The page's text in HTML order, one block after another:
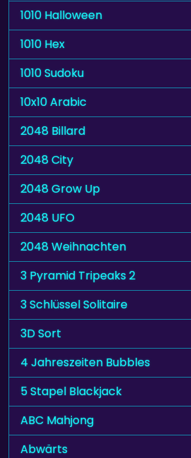
1010 Halloween
1010 Hex
1010 Sudoku
10x10 Arabic
2048 Billard
2048 City
2048 Grow Up
2048 UFO
2048 Weihnachten
3 Pyramid Tripeaks 2
3 Schlüssel Solitaire
3D Sort
4 Jahreszeiten Bubbles
5 Stapel Blackjack
ABC Mahjong
Abwärts